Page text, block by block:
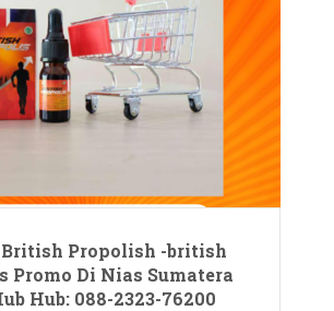
Propolish -british
Promo Di Nias Sumatera
Hub: 088-2323-76200